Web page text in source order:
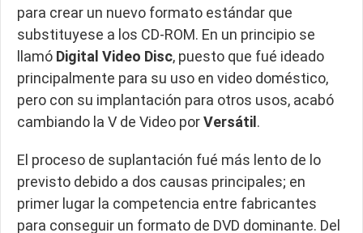
para crear un nuevo formato estándar que
substituyese a los CD-ROM. En un principio se
llamó Digital Video Disc, puesto que fué ideado
principalmente para su uso en video doméstico,
pero con su implantación para otros usos, acabó
cambiando la V de Video porVersátil .
El proceso de suplantación fué más lento de lo
previsto debido a dos causas principales; en
primer lugar la competencia entre fabricantes
para conseguir un formato de DVD dominante. Del